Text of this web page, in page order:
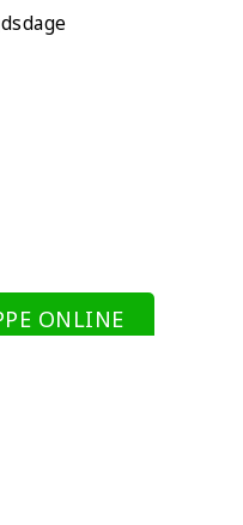
ONLINE